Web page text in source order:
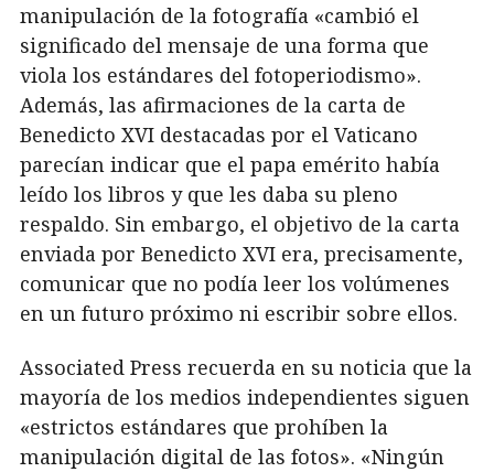
manipulación de la fotografía «cambió el
significado del mensaje de una forma que
viola los estándares del fotoperiodismo».
Además, las afirmaciones de la carta de
Benedicto XVI destacadas por el Vaticano
parecían indicar que el papa emérito había
leído los libros y que les daba su pleno
respaldo. Sin embargo, el objetivo de la carta
enviada por Benedicto XVI era, precisamente,
comunicar que no podía leer los volúmenes
en un futuro próximo ni escribir sobre ellos.
Associated Press recuerda en su noticia que la
mayoría de los medios independientes siguen
«estrictos estándares que prohíben la
manipulación digital de las fotos». «Ningún